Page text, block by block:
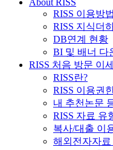
About RISS
RISS 이용방법
RISS 지식더
DB연계 현황
BI 및 배너 다
RISS 처음 방문 이
RISS란?
RISS 이용권
내 추천논문
RISS 자료 유
복사/대출 이
해외전자자료